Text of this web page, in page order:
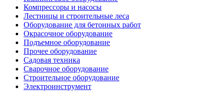
Компрессоры и насосы
Лестницы и строительные леса
Оборудование для бетонных работ
Окрасочное оборудование
Подъемное оборудование
Прочее оборудование
Садовая техника
Сварочное оборудование
Строительное оборудование
Электроинструмент